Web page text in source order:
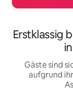
Erstklassig
Gäste sind
aufgrund